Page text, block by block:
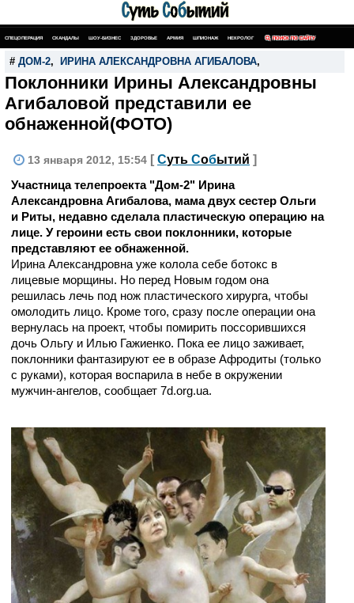
СПЕЦОПЕРАЦИЯ СКАНДАЛЫ ШОУ-БИЗНЕС ЗДОРОВЬЕ АРМИЯ ШПИОНАЖ НЕКРОЛОГ ПОИСК ПО САЙТУ
# ДОМ-2, ИРИНА АЛЕКСАНДРОВНА АГИБАЛОВА,
Поклонники Ирины Александровны
Агибаловой представили ее
обнаженной(ФОТО)
13 января 2012, 15:54 [ Суть Событий ]
Участница телепроекта "Дом-2" Ирина
Александровна Агибалова, мама двух сестер Ольги
и Риты, недавно сделала пластическую операцию на
лице. У героини есть свои поклонники, которые
представляют ее обнаженной.
Ирина Александровна уже колола себе ботокс в
лицевые морщины. Но перед Новым годом она
решилась лечь под нож пластического хирурга, чтобы
омолодить лицо. Кроме того, сразу после операции она
вернулась на проект, чтобы помирить поссорившихся
дочь Ольгу и Илью Гажиенко. Пока ее лицо заживает,
поклонники фантазируют ее в образе Афродиты (только
с руками), которая воспарила в небе в окружении
мужчин-ангелов, сообщает 7d.org.ua.